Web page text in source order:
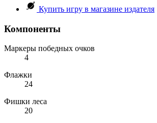
Купить игру в магазине издателя
Компоненты
Маркеры победных очков
4
Флажки
24
Фишки леса
20